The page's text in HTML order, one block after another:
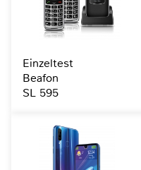
Einzeltest
Beafon
SL 595